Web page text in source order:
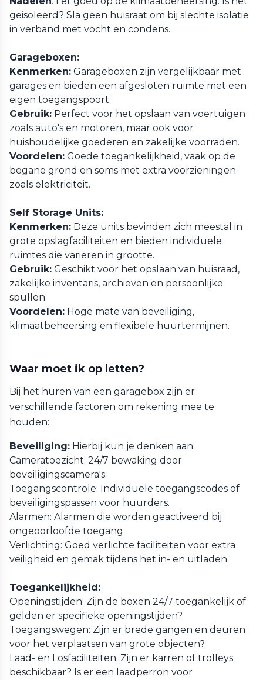
geisoleerd? Sla geen huisraat om bij slechte isolatie
in verband met vocht en condens.
Garageboxen:
Kenmerken: Garageboxen zijn vergelijkbaar met
garages en bieden een afgesloten ruimte met een
eigen toegangspoort.
Gebruik: Perfect voor het opslaan van voertuigen
zoals auto's en motoren, maar ook voor
huishoudelijke goederen en zakelijke voorraden.
Voordelen: Goede toegankelijkheid, vaak op de
begane grond en soms met extra voorzieningen
zoals elektriciteit.
Self Storage Units:
Kenmerken: Deze units bevinden zich meestal in
grote opslagfaciliteiten en bieden individuele
ruimtes die variëren in grootte.
Gebruik: Geschikt voor het opslaan van huisraad,
zakelijke inventaris, archieven en persoonlijke
spullen.
Voordelen: Hoge mate van beveiliging,
klimaatbeheersing en flexibele huurtermijnen.
Waar moet ik op letten?
Bij het huren van een garagebox zijn er
verschillende factoren om rekening mee te
houden:
Beveiliging: Hierbij kun je denken aan:
Cameratoezicht: 24/7 bewaking door
beveiligingscamera's.
Toegangscontrole: Individuele toegangscodes of
beveiligingspassen voor huurders.
Alarmen: Alarmen die worden geactiveerd bij
ongeoorloofde toegang.
Verlichting: Goed verlichte faciliteiten voor extra
veiligheid en gemak tijdens het in- en uitladen.
Toegankelijkheid:
Openingstijden: Zijn de boxen 24/7 toegankelijk of
gelden er specifieke openingstijden?
Toegangswegen: Zijn er brede gangen en deuren
voor het verplaatsen van grote objecten?
Laad- en Losfaciliteiten: Zijn er karren of trolleys
beschikbaar? Is er een laadperron voor